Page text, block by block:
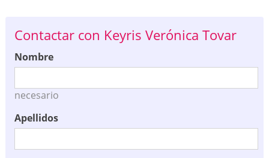
Contactar con Keyris Verónica Tovar
Nombre
necesario
Apellidos